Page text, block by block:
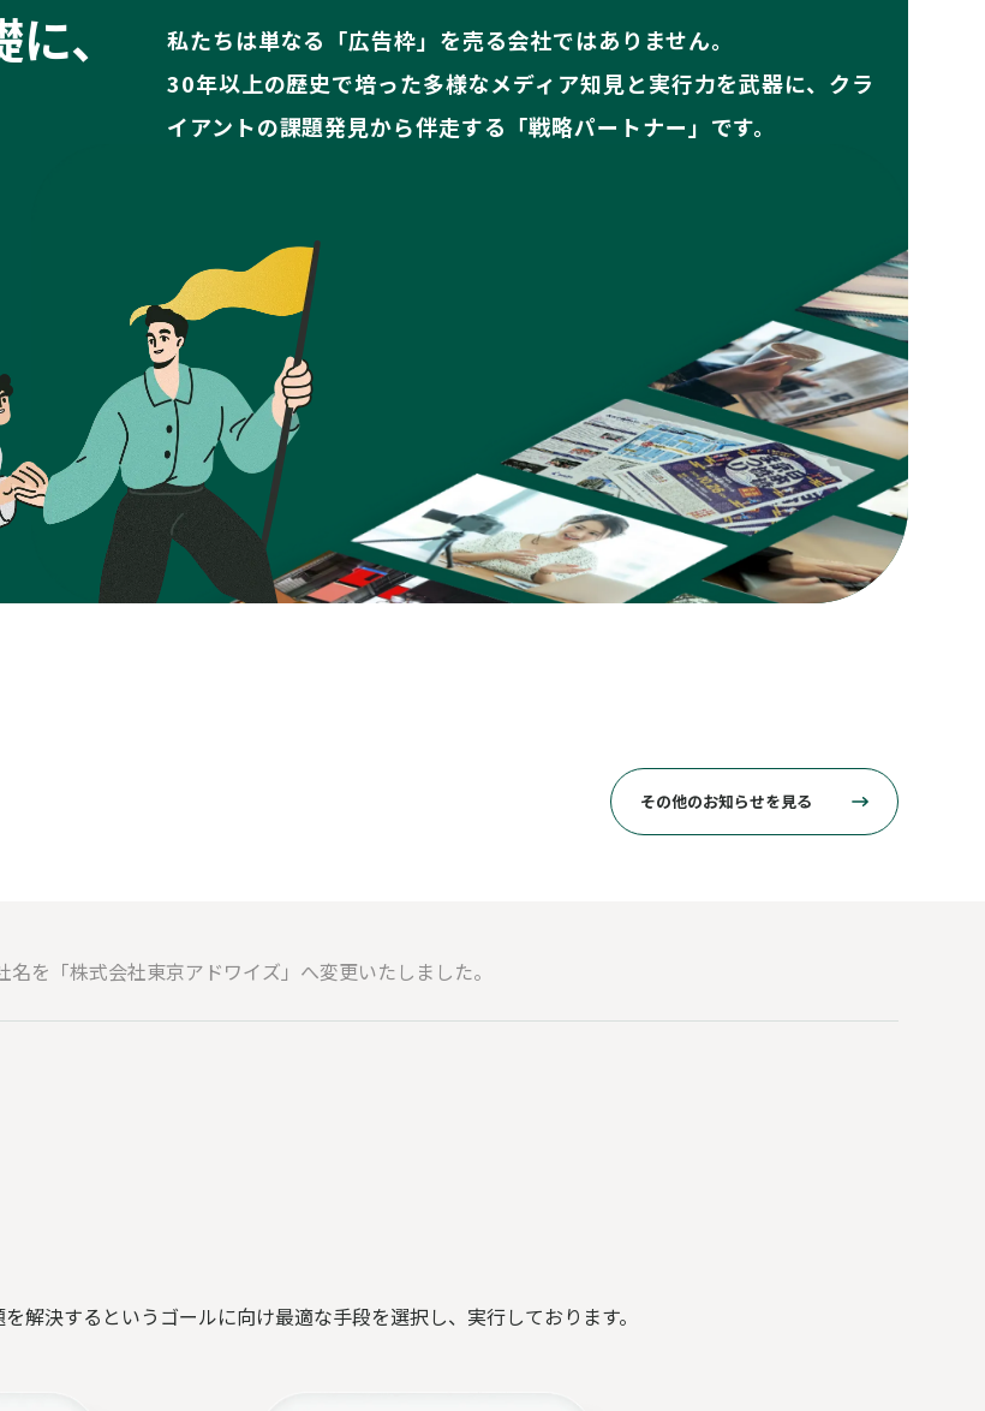
、
私たちは単なる「広告枠」を売る会社ではありません。
30年以上の歴史で培った多様なメディア知見と実行力を武器に、クラ
イアントの課題発見から伴走する「戦略パートナー」です。
を「株式会社東京アドワイズ」へ変更いたしました。
その他のお知らせを見る
解決するというゴールに向け最適な手段を選択し、実行しております。